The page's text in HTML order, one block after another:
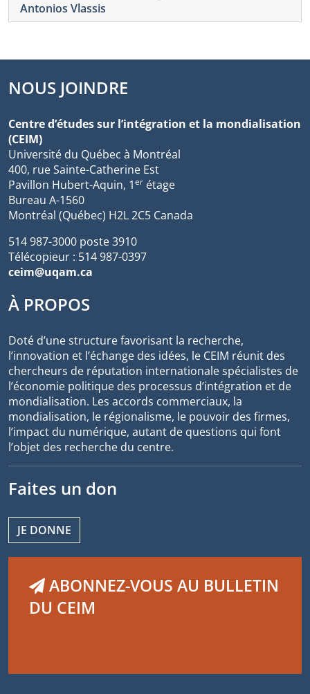
Antonios Vlassis
NOUS JOINDRE
Centre d’études sur l’intégration et la mondialisation
(CEIM)
Université du Québec à Montréal
400, rue Sainte-Catherine Est
Pavillon Hubert-Aquin, 1er étage
Bureau A-1560
Montréal (Québec) H2L 2C5 Canada
514 987-3000 poste 3910
Télécopieur : 514 987-0397
ceim@uqam.ca
À PROPOS
Doté d’une structure favorisant la recherche,
l’innovation et l’échange des idées, le CEIM réunit des
chercheurs de réputation internationale spécialistes de
l’économie politique des processus d’intégration et de
mondialisation. Les accords commerciaux, la
mondialisation, le régionalisme, le pouvoir des firmes,
l’impact du numérique, autant de questions qui font
l’objet des recherche du centre.
Faites un don
JE DONNE
ABONNEZ-VOUS AU BULLETIN
DU CEIM